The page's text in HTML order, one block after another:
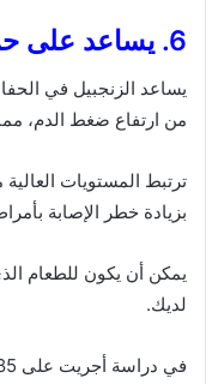
6. يساعد على حماية القلب
يساعد الزنجبيل في
من ارتفاع ضغط الدم، مما
بزيادة خطر الإصابة
لديك.